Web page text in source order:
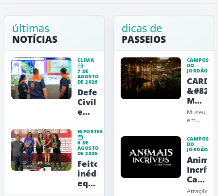
últimas
NOTÍCIAS
CLIMA
7 DE
AGOSTO
DE 2026
Defesa
Civil
emite
vermelho
para
a
RMVale
ESPORTES
6 DE
AGOSTO
DE 2026
Feito
inédito:
equipe
dicas de
PASSEIOS
CAMPOS
DO
JORDÃO
CARDE
Museu
de
Arte,
e
Museu
em
do
Jordão
que
une
carros,
arte,
design
e
CAMPOS
DO
JORDÃO
do
Atração